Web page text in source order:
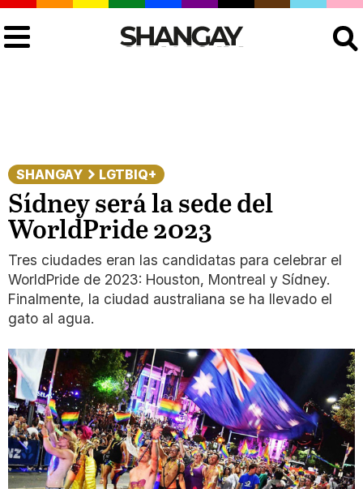
SHANGAY LGTBIQ+
Sídney será la sede del
WorldPride 2023
Tres ciudades eran las candidatas para celebrar el
WorldPride de 2023: Houston, Montreal y Sídney.
Finalmente, la ciudad australiana se ha llevado el
gato al agua.